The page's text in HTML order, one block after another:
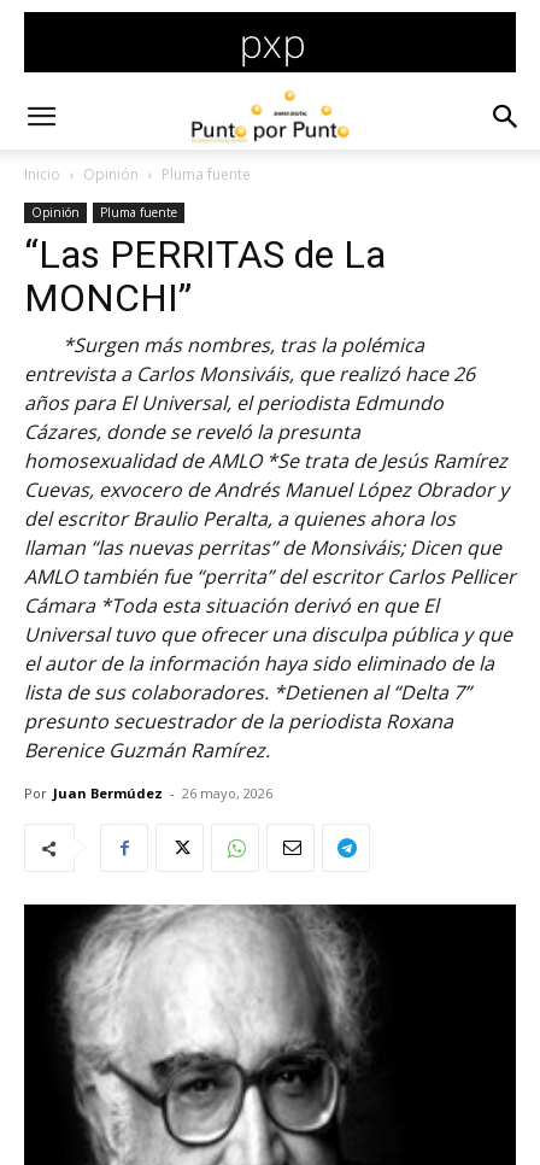
Inicio Opinión Pluma fuente
Opinión Pluma fuente
“Las PERRITAS de La
MONCHI”
*Surgen más nombres, tras la polémica
entrevista a Carlos Monsiváis, que realizó hace 26
años para El Universal, el periodista Edmundo
Cázares, donde se reveló la presunta
homosexualidad de AMLO *Se trata de Jesús Ramírez
Cuevas, exvocero de Andrés Manuel López Obrador y
del escritor Braulio Peralta, a quienes ahora los
llaman “las nuevas perritas” de Monsiváis; Dicen que
AMLO también fue “perrita” del escritor Carlos Pellicer
Cámara *Toda esta situación derivó en que El
Universal tuvo que ofrecer una disculpa pública y que
el autor de la información haya sido eliminado de la
lista de sus colaboradores. *Detienen al “Delta 7”
presunto secuestrador de la periodista Roxana
Berenice Guzmán Ramírez.
Por Juan Bermúdez - 26 mayo, 2026